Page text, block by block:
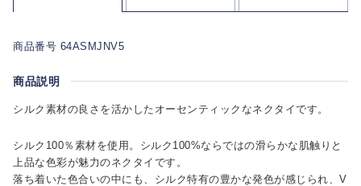
商品番号 64ASMJNV5
商品説明
シルク素材の良さを活かしたオーセンティックなネクタイです。
シルク100％素材を使用。シルク100%ならではの滑らかな肌触りと
上品な色彩が魅力のネクタイです。
落ち着いた色合いの中にも、シルク特有の豊かな発色が感じられ、V